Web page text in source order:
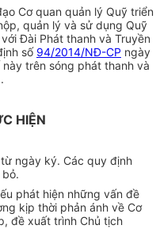
Cơ quan quản lý Quỹ triển
quản lý và sử dụng Quỹ
Đài Phát thanh và Truyền
số 94/2014/NĐ-CP ngày
trên sóng phát thanh và
HIỆN
ngày ký. Các quy định
phát hiện những vấn đề
kịp thời phản ánh về Cơ
đề xuất trình Chủ tịch